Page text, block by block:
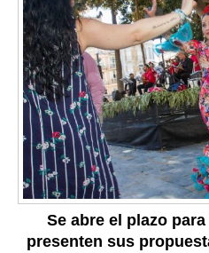
Se abre el plazo
presenten sus